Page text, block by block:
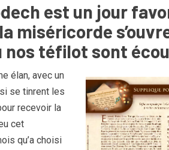
est un jour
miséricorde
nos téfilot sont
élan, avec un
se tinrent les
recevoir la
cet
qu’a choisi